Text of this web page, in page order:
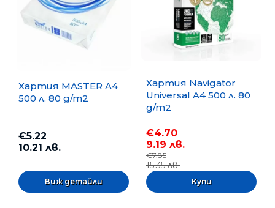
Хартия MASTER A4
500 л. 80 g/m2
€5.22
10.21 лв.
Виж детайли
Хартия Navigator
Universal A4 500 л. 80
g/m2
€4.70
9.19 лв.
€7.85
15.35 лв.